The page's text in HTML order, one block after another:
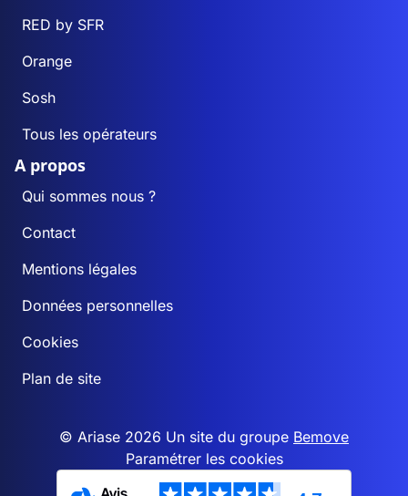
RED by SFR
Orange
Sosh
Tous les opérateurs
A propos
Qui sommes nous ?
Contact
Mentions légales
Données personnelles
Cookies
Plan de site
© Ariase 2026 Un site du groupe Bemove
Paramétrer les cookies